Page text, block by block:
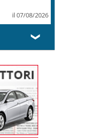
il 07/08/2026
❯